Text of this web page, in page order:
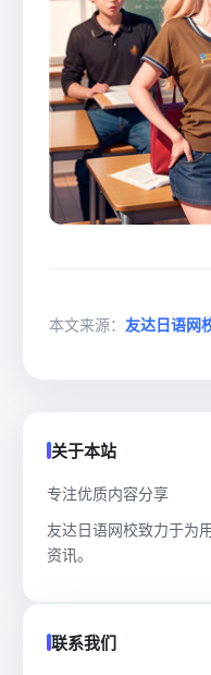
本文来源： 友达日语网
关于本站
专注优质内容分享
友达日语网校致力于为
资讯。
联系我们